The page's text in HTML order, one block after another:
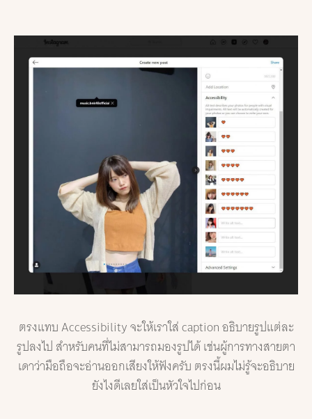
ตรงแทบ Accessibility จะให้เราใส่ caption อธิบายรูปแต่ละ
รูปลงไป สำหรับคนที่ไม่สามารถมองรูปได้ เช่นผู้การทางสายตา
เดาว่ามือถือจะอ่านออกเสียงให้ฟังครับ ตรงนี้ผมไม่รู้จะอธิบาย
ยังไงดีเลยใส่เป็นหัวใจไปก่อน